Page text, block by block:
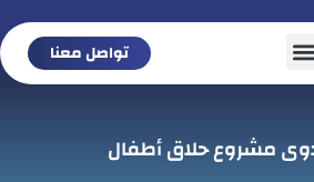
تواصل معنا
مشروع حلاق أطفال